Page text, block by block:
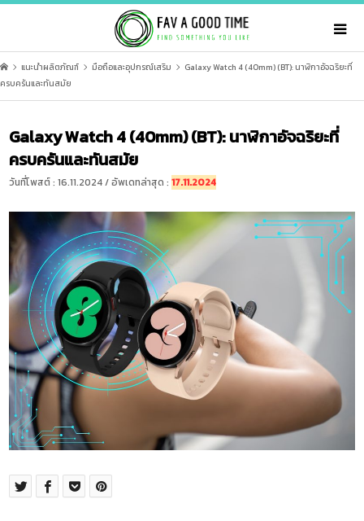
แนะนำผลิตภัณฑ์ มือถือและอุปกรณ์เสริม
Galaxy Watch 4 (40mm) (BT): นาฬิกาอัจฉริยะที่
ครบครันและทันสมัย
Galaxy Watch 4 (40mm) (BT): นาฬิกาอัจฉริยะที่
ครบครันและทันสมัย
วันที่โพสต์ : 16.11.2024 / อัพเดทล่าสุด :17.11.2024